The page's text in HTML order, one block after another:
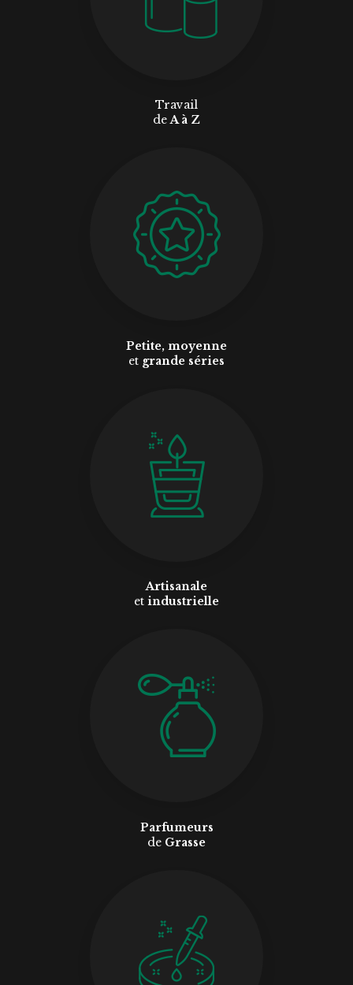
Travail
deA à Z
Petite, moyenne
et grande séries
Artisanale
et industrielle
Parfumeurs
de Grasse